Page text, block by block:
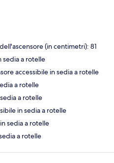
(in centimetri): 81
sedia a rotelle
accessibile in sedia a rotelle
a rotelle
a rotelle
in sedia a rotelle
sedia a rotelle
a rotelle